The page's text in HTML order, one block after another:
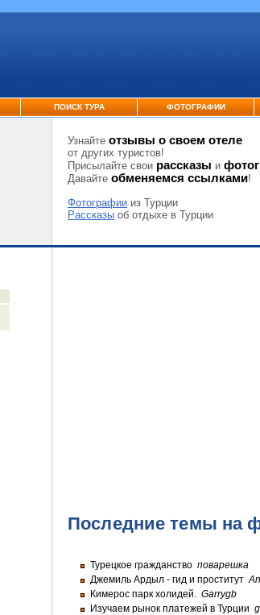
ПОИСК ТУРА ФОТОГРАФИИ
Узнайте отзывы о своем отеле
от других туристов!
Присылайте свои рассказы и
Давайте обменяемся ссылками!
Фотографии из Турции
Рассказы об отдыхе в Турции
Последние темы на
Турецкое гражданство поварешка
Джемиль Ардыл - гид и проститут
Кимерос парк холидей. Garrygb
Изучаем рынок платежей в Турции